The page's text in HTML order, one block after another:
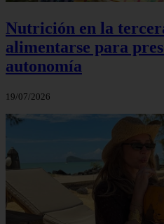
Nutrición en la
alimentarse para
autonomía
19/07/2026